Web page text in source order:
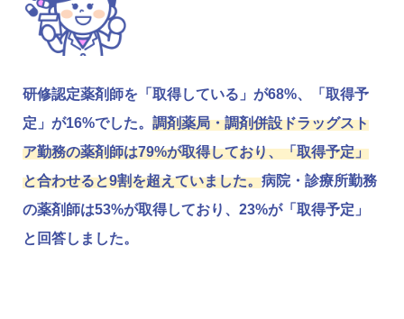
研修認定薬剤師を「取得している」が68%、「取得予
定」が16%でした。 調剤薬局・調剤併設ドラッグスト
ア勤務の薬剤師は79%が取得しており、「取得予定」
と合わせると9割を超えていました。病院・診療所勤務
の薬剤師は53%が取得しており、23%が「取得予定」
と回答しました。